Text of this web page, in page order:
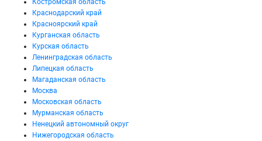
Костромская область
Краснодарский край
Красноярский край
Курганская область
Курская область
Ленинградская область
Липецкая область
Магаданская область
Москва
Московская область
Мурманская область
Ненецкий автономный округ
Нижегородская область